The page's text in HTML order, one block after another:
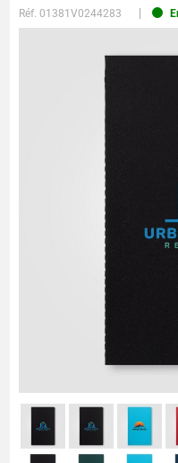
Réf.01381V0244283